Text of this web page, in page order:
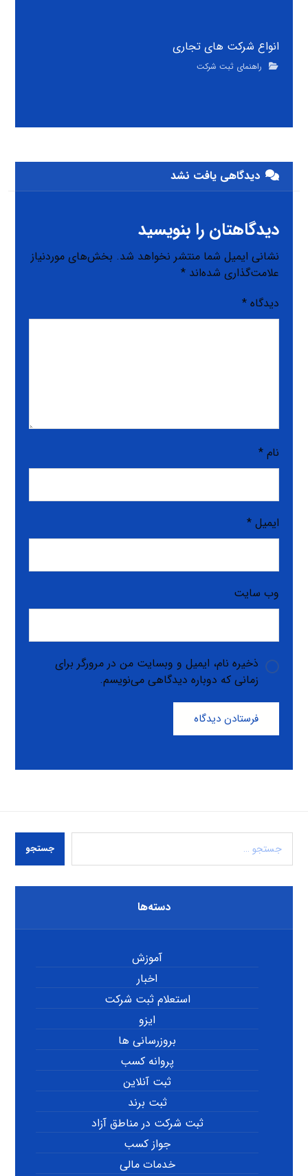
انواع شرکت های تجاری
راهنمای ثبت شرکت
دیدگاهی یافت نشد
دیدگاهتان را بنویسید
نشانی ایمیل شما منتشر نخواهد شد. بخش‌های موردنیاز
علامت‌گذاری شده‌اند*
دیدگاه*
نام*
ایمیل*
وب‌ سایت
ذخیره نام، ایمیل و وبسایت من در مرورگر برای
زمانی که دوباره دیدگاهی می‌نویسم.
فرستادن دیدگاه
جستجو
دسته‌ها
آموزش
اخبار
استعلام ثبت شرکت
ایزو
بروزرسانی ها
پروانه کسب
ثبت آنلاین
ثبت برند
ثبت شرکت در مناطق آزاد
جواز کسب
خدمات مالی